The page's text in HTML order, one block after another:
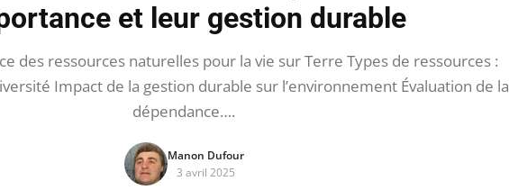
et leur gestion durable
des ressources naturelles pour la vie sur Terre Types de ressources :
Impact de la gestion durable sur l’environnement Évaluation de la
dépendance….
Manon Dufour
3 avril 2025